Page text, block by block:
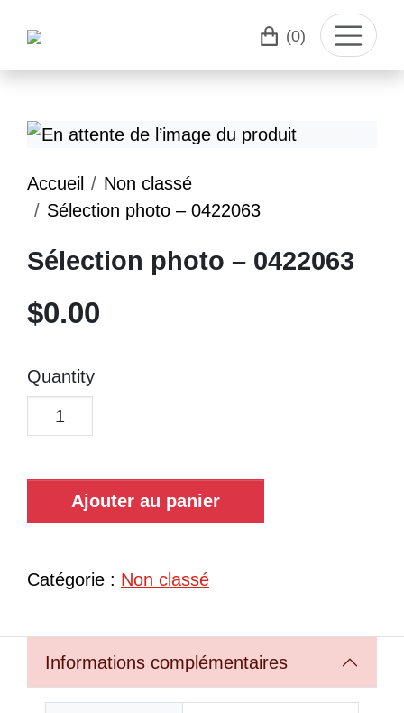
(0)
Accueil
Non classé
Sélection photo – 0422063
Sélection photo – 0422063
$0.00
Quantity
Ajouter au panier
Catégorie : Non classé
Informations complémentaires